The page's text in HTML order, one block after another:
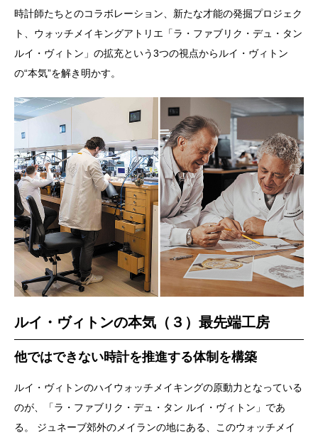
時計師たちとのコラボレーション、新たな才能の発掘プロジェク
ト、ウォッチメイキングアトリエ「ラ・ファブリク・デュ・タン
ルイ・ヴィトン」の拡充という3つの視点からルイ・ヴィトン
の“本気”を解き明かす。
ルイ・ヴィトンの本気（３）最先端工房
他ではできない時計を推進する体制を構築
ルイ・ヴィトンのハイウォッチメイキングの原動力となっている
のが、「ラ・ファブリク・デュ・タン ルイ・ヴィトン」であ
る。 ジュネーブ郊外のメイランの地にある、このウォッチメイ